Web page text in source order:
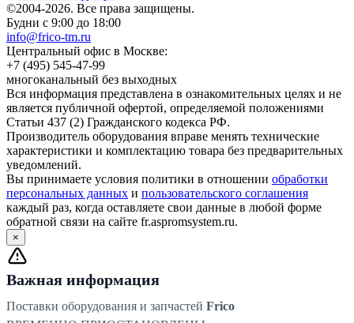
©2004-2026. Все права защищены.
Будни с 9:00 до 18:00
info@frico-tm.ru
Центральный офис в Москве:
+7 (495) 545-47-99
многоканальный без выходных
Вся информация представлена в ознакомительных целях и не
является публичной офертой, определяемой положениями
Статьи 437 (2) Гражданского кодекса РФ.
Производитель оборудования вправе менять технические
характеристики и комплектацию товара без предварительных
уведомлений.
Вы принимаете условия политики в отношении обработки
персональных данных и пользовательского соглашения
каждый раз, когда оставляете свои данные в любой форме
обратной связи на сайте fr.aspromsystem.ru.
×
Важная информация
Поставки оборудования и запчастей Frico